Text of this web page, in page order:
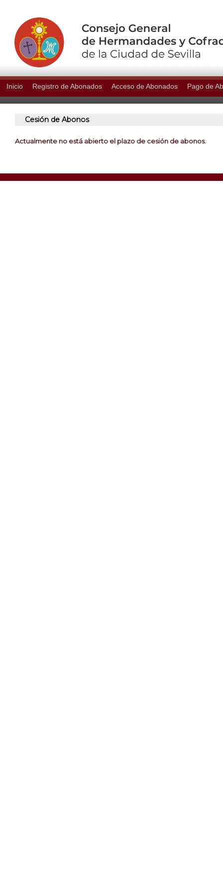
Inicio Registro de Abonados Acceso de Abonados Pago de
Cesión de Abonos
Actualmente no está abierto el plazo de cesión de abonos.